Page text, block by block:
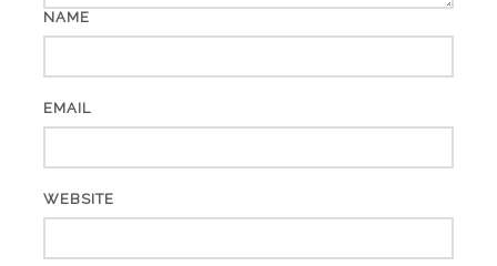
NAME
EMAIL
WEBSITE